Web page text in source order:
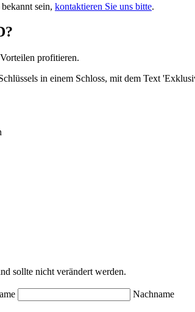
sein, kontaktieren Sie uns bitte.
profitieren.
sollte nicht verändert werden.
Nachname